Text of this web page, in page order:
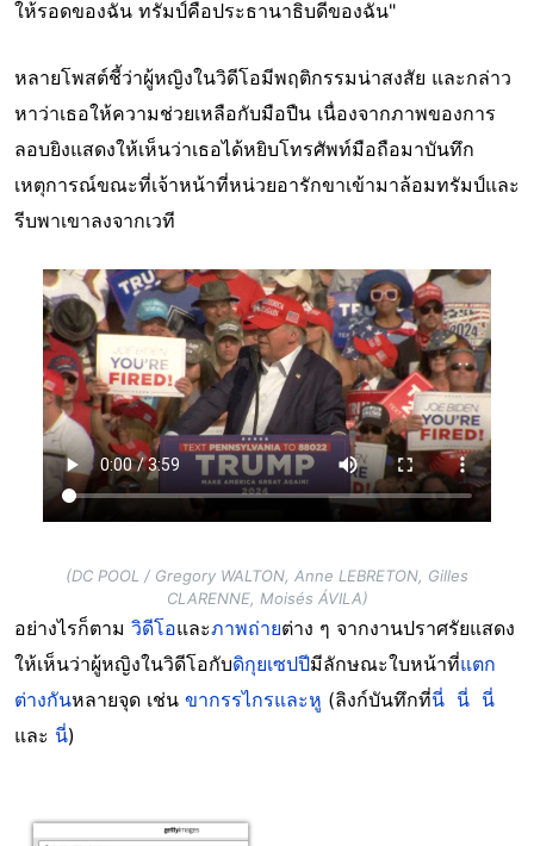
ให้รอดของฉัน ทรัมป์คือประธานาธิบดีของฉัน"
หลายโพสต์ชี้ว่าผู้หญิงในวิดีโอมีพฤติกรรมน่าสงสัย และกล่าว
หาว่าเธอให้ความช่วยเหลือกับมือปืน เนื่องจากภาพของการ
ลอบยิงแสดงให้เห็นว่าเธอได้หยิบโทรศัพท์มือถือมาบันทึก
เหตุการณ์ขณะที่เจ้าหน้าที่หน่วยอารักขาเข้ามาล้อมทรัมป์และ
รีบพาเขาลงจากเวที
(DC POOL / Gregory WALTON, Anne LEBRETON, Gilles
CLARENNE, Moisés ÁVILA)
อย่างไรก็ตาม วิดีโอและภาพถ่ายต่าง ๆ จากงานปราศรัยแสดง
ให้เห็นว่าผู้หญิงในวิดีโอกับดิกุยเซปปีมีลักษณะใบหน้าที่แตก
ต่างกันหลายจุด เช่น ขากรรไกรและหู (ลิงก์บันทึกที่นี่ นี่ นี่
และ นี่)
Image